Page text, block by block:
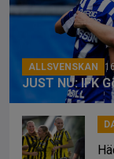
ALLSVENSKAN
JUST NU: IFK